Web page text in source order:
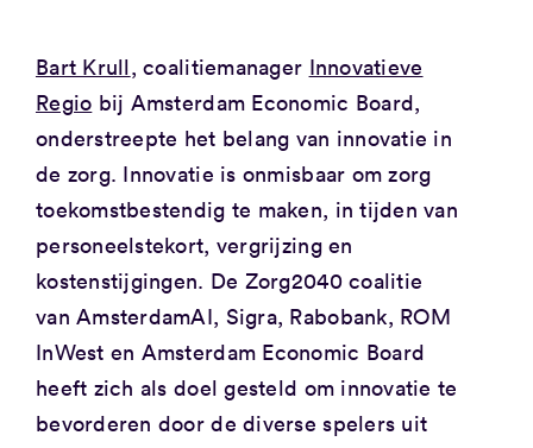
Bart Krull, coalitiemanager Innovatieve
Regio bij Amsterdam Economic Board,
onderstreepte het belang van innovatie in
de zorg. Innovatie is onmisbaar om zorg
toekomstbestendig te maken, in tijden van
personeelstekort, vergrijzing en
kostenstijgingen. De Zorg2040 coalitie
van AmsterdamAI, Sigra, Rabobank, ROM
InWest en Amsterdam Economic Board
heeft zich als doel gesteld om innovatie te
bevorderen door de diverse spelers uit